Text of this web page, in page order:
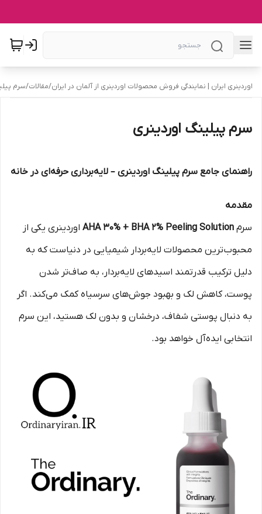
اوردینری ایران | نمایندگی فروش محصولات اوردینری از آلمان در ایران/مقالات/سرم
سرم پیلینگ اوردینری
راهنمای جامع سرم پیلینگ اوردینری – لایه‌برداری حرفه‌ای در خانه
مقدمه
سرم AHA 30% + BHA 2% Peeling Solution اوردینری یکی از
محبوب‌ترین محصولات لایه‌بردار شیمیایی در دنیاست که به
دلیل ترکیب قدرتمند اسیدهای لایه‌بردار، به صاف‌تر شدن
پوست، کاهش لک و بهبود جوش‌های سرسیاه کمک می‌کند. اگر
به دنبال پوستی شفاف، درخشان و بدون لک هستید، این سرم
انتخابی ایده‌آل خواهد بود.